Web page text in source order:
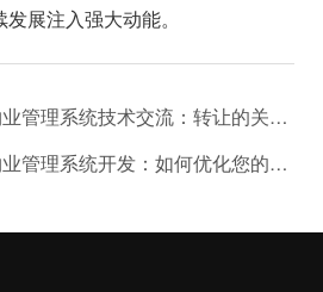
展注入强大动能。
哈尔滨物业管理系统技术交流：转让的关键要素深度解析
哈尔滨物业管理系统开发：如何优化您的社区管理体验？